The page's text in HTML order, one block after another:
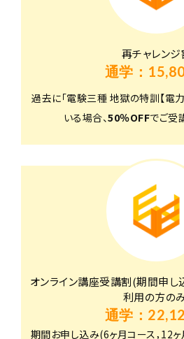
再チャレンジ
通学：
過去に「電験三種 地獄の特訓【電
いる場合、50％OFFでご受
オンライン講座受講割(期間申
利用の方の
通学：
期間お申し込み(6ヶ月コース，12